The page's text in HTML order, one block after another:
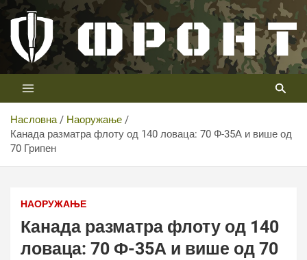
Скип
цонтент
Телевизија ФРОНТ
Први војни канал у Србији
Насловна
Наоружање
Канада разматра флоту од 140 ловаца: 70 Ф-35А и више од
70 Грипен
НАОРУЖАЊЕ
Канада разматра флоту од 140
ловаца: 70 Ф-35А и више од 70